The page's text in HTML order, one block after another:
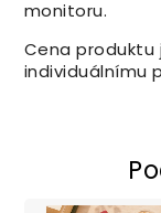
monitoru.
Cena produktu
individuálnímu